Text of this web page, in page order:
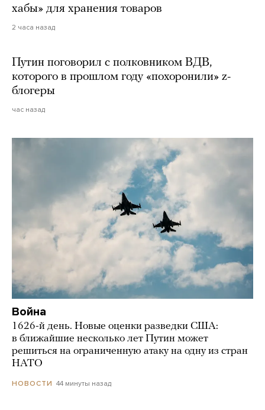
хабы» для хранения товаров
2 часа назад
Путин поговорил с полковником ВДВ,
которого в прошлом году «похоронили» z-
блогеры
час назад
Война
1626-й день. Новые оценки разведки США:
в ближайшие несколько лет Путин может
решиться на ограниченную атаку на одну из стран
НАТО
НОВОСТИ 44 минуты назад